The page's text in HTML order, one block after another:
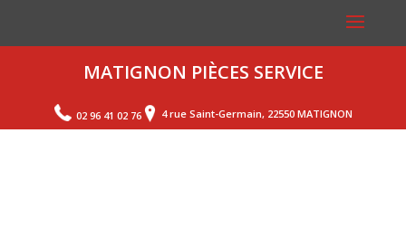
MATIGNON PIÈCES SERVICE
02 96 41 02 76 4 rue Saint-Germain, 22550 MATIGNON